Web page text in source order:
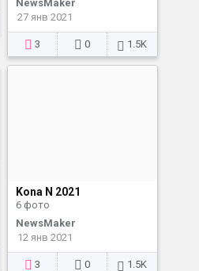
NewsMaker
27 янв 2021
3 0 1.5K
Kona N 2021
6 фото
NewsMaker
12 янв 2021
3 0 1.5K